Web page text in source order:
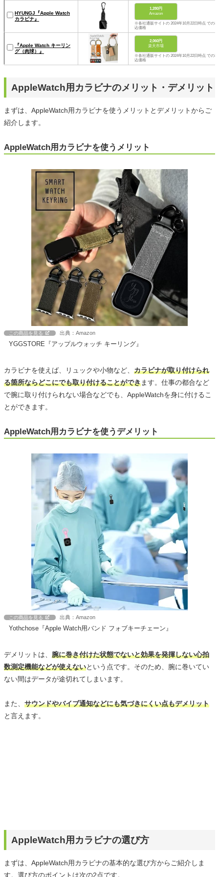
HYUNGJ『Apple Watch
カラビナ』
1,280円
Amazon
※各社通販サイトの 2024年10月22日時点 での税
込価格
『Apple Watch キーリン
グ（肉球）』
2,060円
楽天市場
※各社通販サイトの 2024年10月22日時点 での税
込価格
AppleWatch用カラビナのメリット・デメリット
まずは、AppleWatch用カラビナを使うメリットとデメリットからご
紹介します。
AppleWatch用カラビナを使うメリット
この商品を見る 出典：Amazon
YGGSTORE『アップルウォッチ キーリング』
カラビナを使えば、リュックや小物など、 カラビナが取り付けられ
る箇所ならどこにでも取り付けることができます。仕事の都合など
で腕に取り付けられない場合などでも、AppleWatchを身に付けるこ
とができます。
AppleWatch用カラビナを使うデメリット
この商品を見る 出典：Amazon
Yothchose『Apple Watch用バンド フォブキーチェーン』
デメリットは、 腕に巻き付けた状態でないと効果を発揮しない心拍
数測定機能などが使えないという点です。そのため、腕に巻いてい
ない間はデータが途切れてしまいます。
また、 サウンドやバイブ通知などにも気づきにくい点もデメリット
と言えます。
AppleWatch用カラビナの選び方
まずは、AppleWatch用カラビナの基本的な選び方からご紹介しま
す。選び方のポイントは次の2点です。